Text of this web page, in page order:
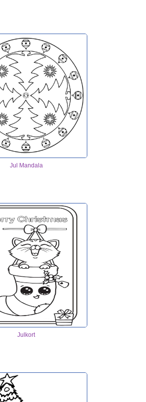
Jul Mandala
Julkort